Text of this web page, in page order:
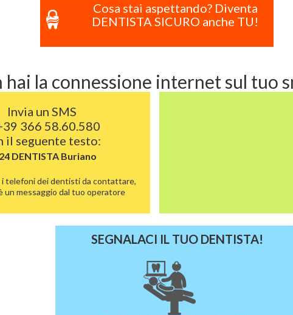
Cosa stai aspettando? Diventa
DENTISTA SICURO anche TU!
hai la connessione internet sul tuo
Invia un SMS
366 58.60.580
il seguente testo:
DENTISTA Buriano
i telefoni dei dentisti da contattare,
un messaggio dal tuo operatore
SEGNALACI IL TUO DENTISTA!